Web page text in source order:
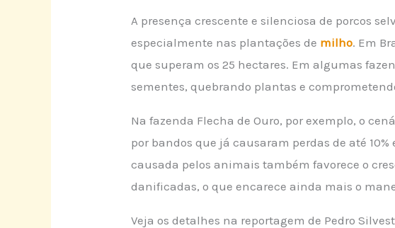
A presença crescente e silenciosa de porcos
especialmente nas plantações de milho. Em
que superam os 25 hectares. Em algumas
sementes, quebrando plantas e
Na fazenda Flecha de Ouro, por exemplo, o
por bandos que já causaram perdas de até
causada pelos animais também favorece o
danificadas, o que encarece ainda mais o
Veja os detalhes na reportagem de Pedro